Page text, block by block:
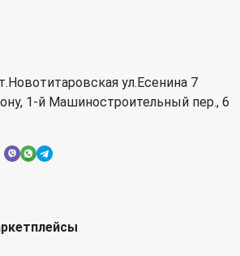
ул.Есенина 7
1-й Машиностроительный пер., 6